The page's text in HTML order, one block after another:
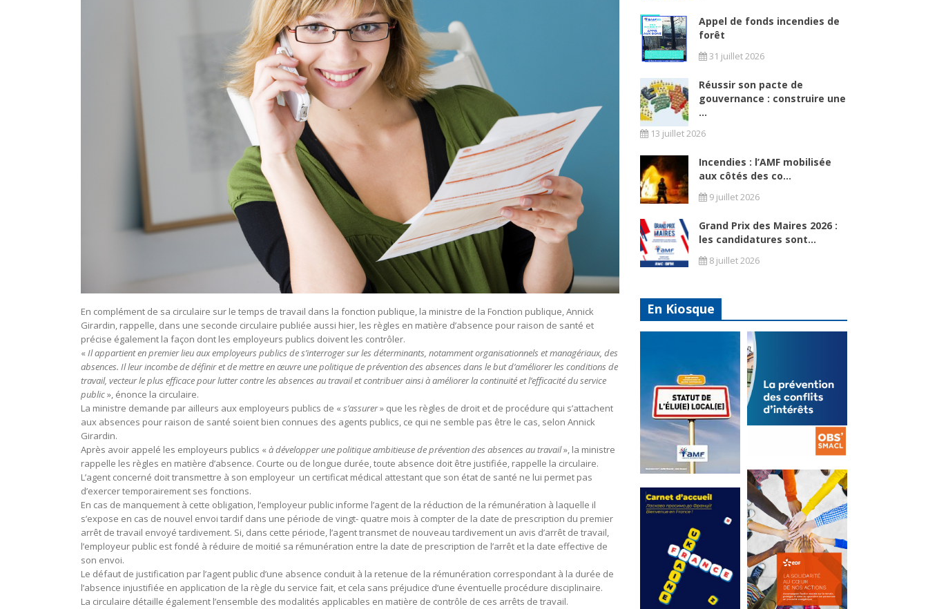
En complément de sa circulaire sur le temps de travail dans la fonction publique, la ministre de la Fonction publique, Annick
Girardin, rappelle, dans une seconde circulaire publiée aussi hier, les règles en matière d’absence pour raison de santé et
précise également la façon dont les employeurs publics doivent les contrôler.
« Il appartient en premier lieu aux employeurs publics de s’interroger sur les déterminants, notamment organisationnels et managériaux, des
absences. Il leur incombe de définir et de mettre en œuvre une politique de prévention des absences dans le but d’améliorer les conditions de
travail, vecteur le plus efficace pour lutter contre les absences au travail et contribuer ainsi à améliorer la continuité et l’efficacité du service
public», énonce la circulaire.
La ministre demande par ailleurs aux employeurs publics de « s’assurer» que les règles de droit et de procédure qui s’attachent
aux absences pour raison de santé soient bien connues des agents publics, ce qui ne semble pas être le cas, selon Annick
Girardin.
Après avoir appelé les employeurs publics « à développer une politique ambitieuse de prévention des absences au travail», la ministre
rappelle les règles en matière d’absence. Courte ou de longue durée, toute absence doit être justifiée, rappelle la circulaire.
L’agent concerné doit transmettre à son employeur un certificat médical attestant que son état de santé ne lui permet pas
d’exercer temporairement ses fonctions.
En cas de manquement à cette obligation, l’employeur public informe l’agent de la réduction de la rémunération à laquelle il
s’expose en cas de nouvel envoi tardif dans une période de vingt- quatre mois à compter de la date de prescription du premier
arrêt de travail envoyé tardivement. Si, dans cette période, l’agent transmet de nouveau tardivement un avis d’arrêt de travail,
l’employeur public est fondé à réduire de moitié sa rémunération entre la date de prescription de l’arrêt et la date effective de
son envoi.
Le défaut de justification par l’agent public d’une absence conduit à la retenue de la rémunération correspondant à la durée de
l’absence injustifiée en application de la règle du service fait, et cela sans préjudice d’une éventuelle procédure disciplinaire.
La circulaire détaille également l’ensemble des modalités applicables en matière de contrôle de ces arrêts de travail.
Appel de fonds incendies de
forêt
31 juillet 2026
Réussir son pacte de
gouvernance : construire une
...
13 juillet 2026
Incendies : l’AMF mobilisée
aux côtés des co...
9 juillet 2026
Grand Prix des Maires 2026 :
les candidatures sont...
8 juillet 2026
En Kiosque
Statut de
l’élu local
Mise à jour avril
2024
FEUILLETER
La
prévention
des conflits
d’intérêts
18 septembre 2023
FEUILLETER